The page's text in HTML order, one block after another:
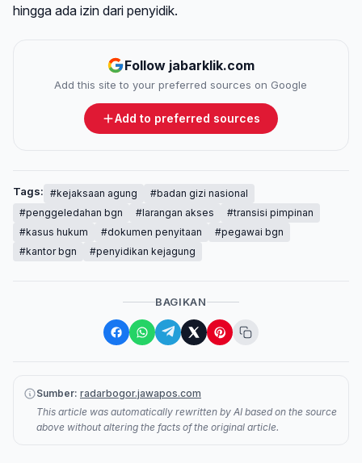
hingga ada izin dari penyidik.
Follow jabarklik.com
Add this site to your preferred sources on Google
Add to preferred sources
Tags: #kejaksaan agung
#badan gizi nasional
#penggeledahan bgn
#larangan akses
#transisi pimpinan
#kasus hukum
#dokumen penyitaan
#pegawai bgn
#kantor bgn
#penyidikan kejagung
BAGIKAN
Sumber: radarbogor.jawapos.com
This article was automatically rewritten by AI based on the source
above without altering the facts of the original article.